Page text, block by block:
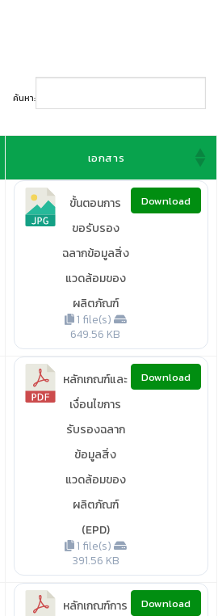
ค้นหา:
เอกสาร
ขั้นตอนการ
ขอรับรอง
ฉลากข้อมูลสิ่ง
แวดล้อมของ
ผลิตภัณฑ์
1 file(s)
649.56 KB
Download
หลักเกณฑ์และ
เงื่อนไขการ
รับรองฉลาก
ข้อมูลสิ่ง
แวดล้อมของ
ผลิตภัณฑ์
(EPD)
1 file(s)
391.56 KB
Download
หลักเกณฑ์การ
Download